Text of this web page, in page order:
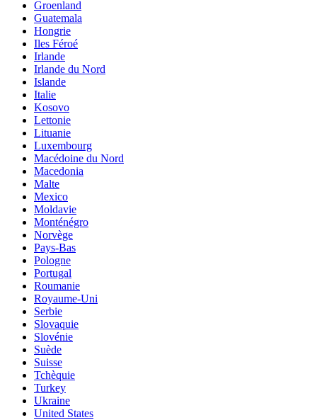
Groenland
Guatemala
Hongrie
Iles Féroé
Irlande
Irlande du Nord
Islande
Italie
Kosovo
Lettonie
Lituanie
Luxembourg
Macédoine du Nord
Macedonia
Malte
Mexico
Moldavie
Monténégro
Norvège
Pays-Bas
Pologne
Portugal
Roumanie
Royaume-Uni
Serbie
Slovaquie
Slovénie
Suède
Suisse
Tchèquie
Turkey
Ukraine
United States